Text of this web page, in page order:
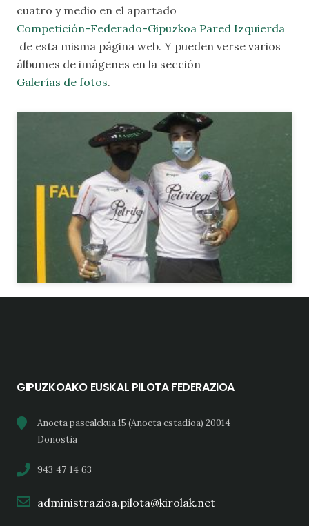
cuatro y medio en el apartado
Competición-Federado-Gipuzkoa Pared Izquierda
de esta misma página web. Y pueden verse varios
álbumes de imágenes en la sección
Galerías de fotos.
GIPUZKOAKO EUSKAL PILOTA FEDERAZIOA
Anoeta pasealekua 15 (Anoeta estadioa) 20014
Donostia
943 47 14 63
administrazioa.pilota@kirolak.net